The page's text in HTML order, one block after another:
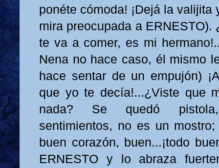
ponéte cómoda! ¡Dejá la valijita
mira preocupada a ERNESTO).
te va a comer, es mi
Nena no hace caso, él mismo
hace sentar de un empujón)
que yo te decía!...¿Viste que
nada? Se quedó
sentimientos, no es un
buen corazón, buen...¡todo
ERNESTO y lo abraza